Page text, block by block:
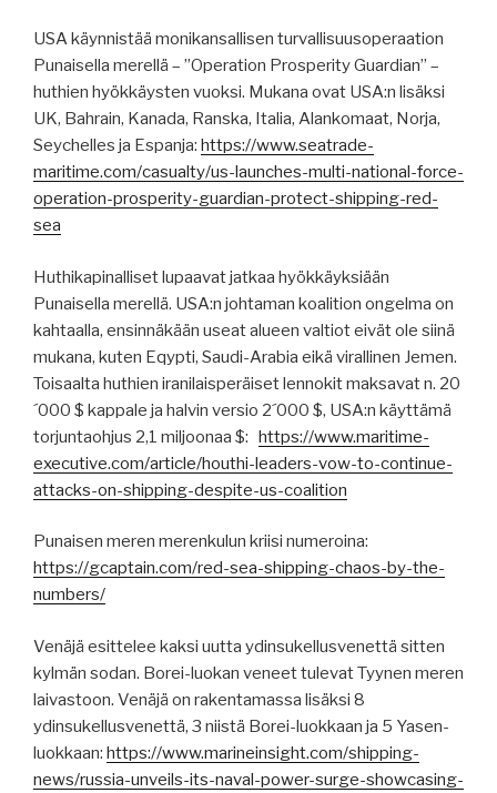
USA käynnistää monikansallisen turvallisuusoperaation
Punaisella merellä – ”Operation Prosperity Guardian” –
huthien hyökkäysten vuoksi. Mukana ovat USA:n lisäksi
UK, Bahrain, Kanada, Ranska, Italia, Alankomaat, Norja,
Seychelles ja Espanja: https://www.seatrade-
maritime.com/casualty/us-launches-multi-national-force-
operation-prosperity-guardian-protect-shipping-red-
sea
Huthikapinalliset lupaavat jatkaa hyökkäyksiään
Punaisella merellä. USA:n johtaman koalition ongelma on
kahtaalla, ensinnäkään useat alueen valtiot eivät ole siinä
mukana, kuten Eqypti, Saudi-Arabia eikä virallinen Jemen.
Toisaalta huthien iranilaisperäiset lennokit maksavat n. 20
´000 $ kappale ja halvin versio 2´000 $, USA:n käyttämä
torjuntaohjus 2,1 miljoonaa $: https://www.maritime-
executive.com/article/houthi-leaders-vow-to-continue-
attacks-on-shipping-despite-us-coalition
Punaisen meren merenkulun kriisi numeroina:
https://gcaptain.com/red-sea-shipping-chaos-by-the-
numbers/
Venäjä esittelee kaksi uutta ydinsukellusvenettä sitten
kylmän sodan. Borei-luokan veneet tulevat Tyynen meren
laivastoon. Venäjä on rakentamassa lisäksi 8
ydinsukellusvenettä, 3 niistä Borei-luokkaan ja 5 Yasen-
luokkaan: https://www.marineinsight.com/shipping-
news/russia-unveils-its-naval-power-surge-showcasing-